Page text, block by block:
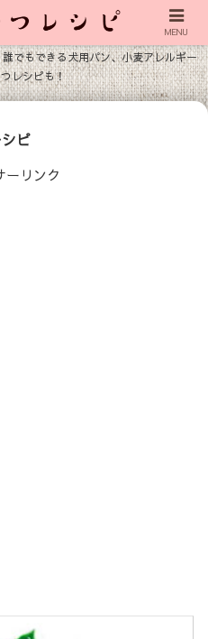
でもできる犬用パン、小麦アレルギー
レシピも！
ピ
ーリンク
MENU